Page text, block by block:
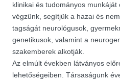
klinikai és tudományos
végzünk, segítjük a hazai és
tagságát neurológusok,
genetikusok, valamint a
szakemberek alkotják.
Az elmúlt években látványos
lehetőségeiben. Társaságunk